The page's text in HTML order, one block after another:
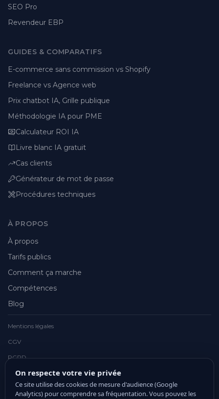
SEO Pro
Revendeur EBP
GUIDES & COMPARATIFS
E-commerce sans commission vs Shopify
Freelance vs Agence web
Prix chatbot IA, Grille publique
Méthodologie IA pour PME
Calculateur ROI IA
Livre blanc IA gratuit
Cas clients
Générateur de mot de passe
Procédures techniques
À PROPOS
À propos
Tarifs publics
Comment ça marche
Compétences
Blog
Mentions légales
CGV
RGPD
On respecte votre vie privée
Ce site utilise des cookies de mesure d'audience (Google
Analytics) pour comprendre sa fréquentation. Vous pouvez les